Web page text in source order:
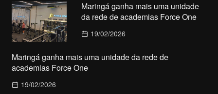
Maringá ganha mais uma unidade
da rede de academias Force One
19/02/2026
Maringá ganha mais uma unidade da rede de
academias Force One
19/02/2026